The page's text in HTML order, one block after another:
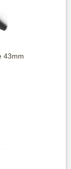
43mm